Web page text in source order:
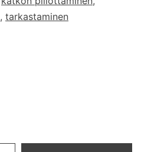
, tarkastaminen